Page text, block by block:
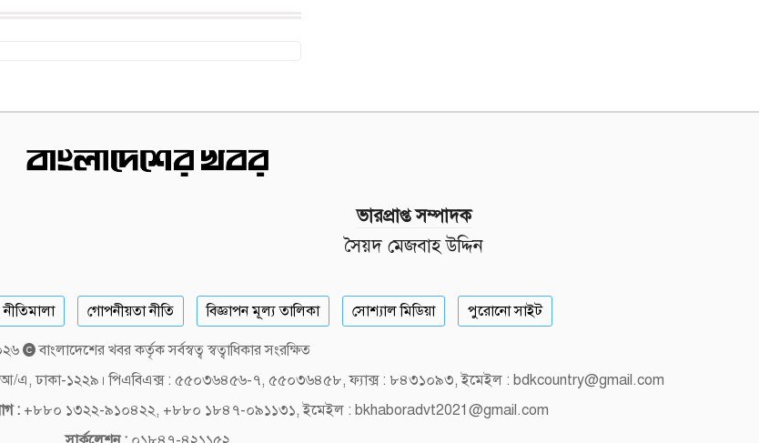
ভারপ্রাপ্ত সম্পাদক
সৈয়দ মেজবাহ উদ্দিন
গোপনীয়তা নীতি বিজ্ঞাপন মূল্য তালিকা সোশ্যাল মিডিয়া পুরোনো সাইট
বাংলাদেশের খবর কর্তৃক সর্বস্বত্ব স্বত্বাধিকার সংরক্ষিত
আ/এ, ঢাকা-১২২৯। পিএবিএক্স : ৫৫০৩৬৪৫৬-৭, ৫৫০৩৬৪৫৮, ফ্যাক্স : ৮৪৩১০৯৩, ইমেইল : bdkcountry@gmail.com
: +৮৮০ ১৩২২-৯১০৪২২, +৮৮০ ১৮৪৭-০৯১১৩১, ইমেইল : bkhaboradvt2021@gmail.com